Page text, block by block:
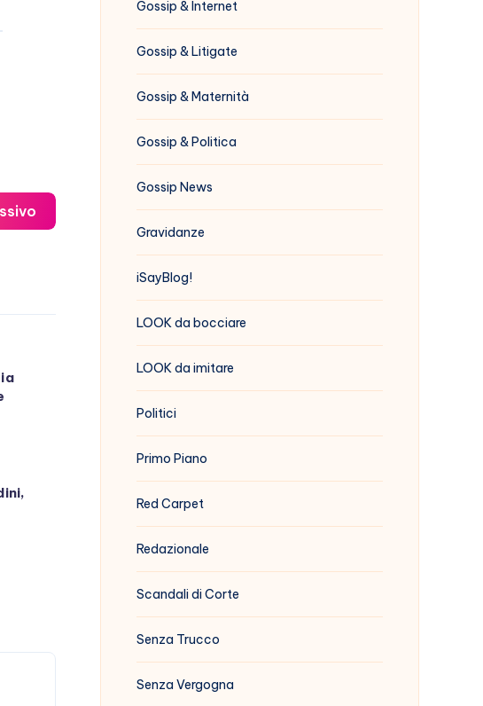
Gossip & Internet
Gossip & Litigate
Gossip & Maternità
Gossip & Politica
Gossip News
Gravidanze
iSayBlog!
LOOK da bocciare
LOOK da imitare
Politici
Primo Piano
Red Carpet
Redazionale
Scandali di Corte
Senza Trucco
Senza Vergogna